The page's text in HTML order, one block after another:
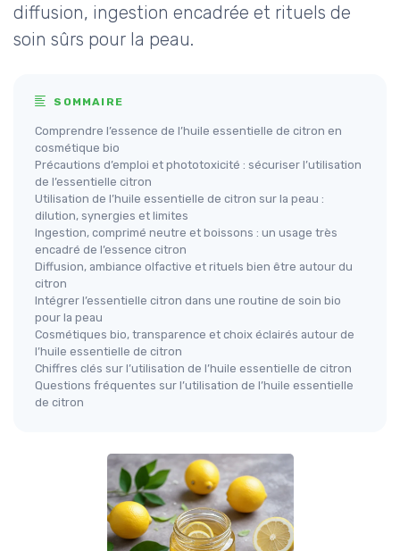
diffusion, ingestion encadrée et rituels de
soin sûrs pour la peau.
SOMMAIRE
Comprendre l’essence de l’huile essentielle de citron en
cosmétique bio
Précautions d’emploi et phototoxicité : sécuriser l’utilisation
de l’essentielle citron
Utilisation de l’huile essentielle de citron sur la peau :
dilution, synergies et limites
Ingestion, comprimé neutre et boissons : un usage très
encadré de l’essence citron
Diffusion, ambiance olfactive et rituels bien être autour du
citron
Intégrer l’essentielle citron dans une routine de soin bio
pour la peau
Cosmétiques bio, transparence et choix éclairés autour de
l’huile essentielle de citron
Chiffres clés sur l’utilisation de l’huile essentielle de citron
Questions fréquentes sur l’utilisation de l’huile essentielle
de citron